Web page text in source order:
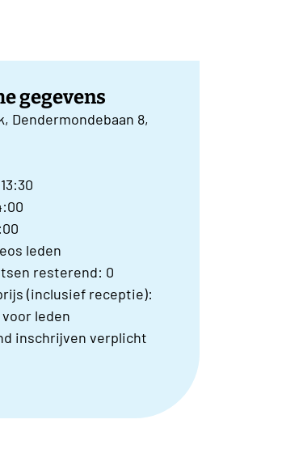
gegevens
Dendermondebaan 8,
leden
resterend: 0
(inclusief receptie):
leden
inschrijven verplicht